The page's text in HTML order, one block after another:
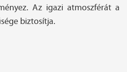
Az igazi atmoszférát a
biztosítja.